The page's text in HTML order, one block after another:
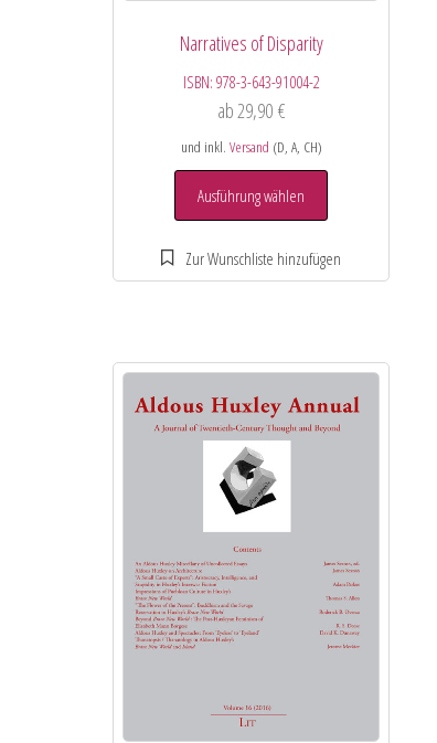
Narratives of Disparity
ISBN: 978-3-643-91004-2
ab 29,90 €
und inkl. Versand (D, A, CH)
Ausführung wählen